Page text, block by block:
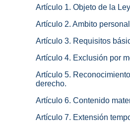
Artículo 1. Objeto de la
Artículo 2. Ambito
Artículo 3. Requisitos
Artículo 4. Exclusión por
Artículo 5.
derecho.
Artículo 6. Contenido
Artículo 7. Extensión